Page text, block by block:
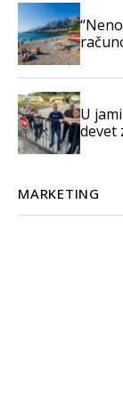
U
devet
MARKETING